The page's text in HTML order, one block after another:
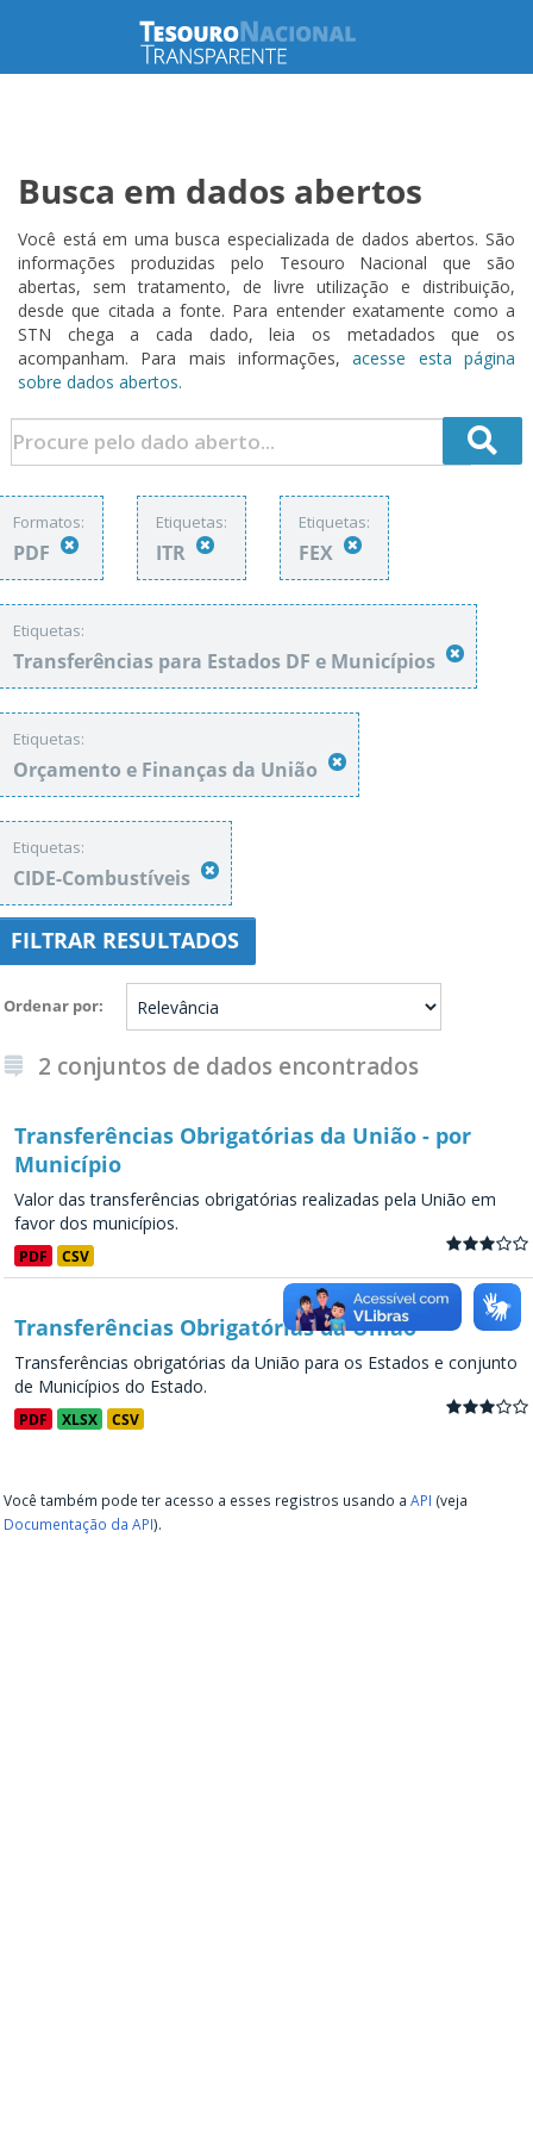
Busca em dados abertos
Você está em uma busca especializada de dados abertos. São
informações produzidas pelo Tesouro Nacional que são
abertas, sem tratamento, de livre utilização e distribuição,
desde que citada a fonte. Para entender exatamente como a
STN chega a cada dado, leia os metadados que os
acompanham. Para mais informações,acesse esta página
sobre dados abertos.
Formatos:
PDF
Etiquetas:
ITR
Etiquetas:
FEX
Etiquetas:
Transferências para Estados DF e Municípios
Etiquetas:
Orçamento e Finanças da União
Etiquetas:
CIDE-Combustíveis
FILTRAR RESULTADOS
Ordenar por
2 conjuntos de dados encontrados
Transferências Obrigatórias da União - por
Município
Valor das transferências obrigatórias realizadas pela União em
favor dos municípios.
PDF CSV
Transferências Obrigatórias da União
Transferências obrigatórias da União para os Estados e conjunto
de Municípios do Estado.
PDF XLSX CSV
Você também pode ter acesso a esses registros usando a API (veja
Documentação da API).